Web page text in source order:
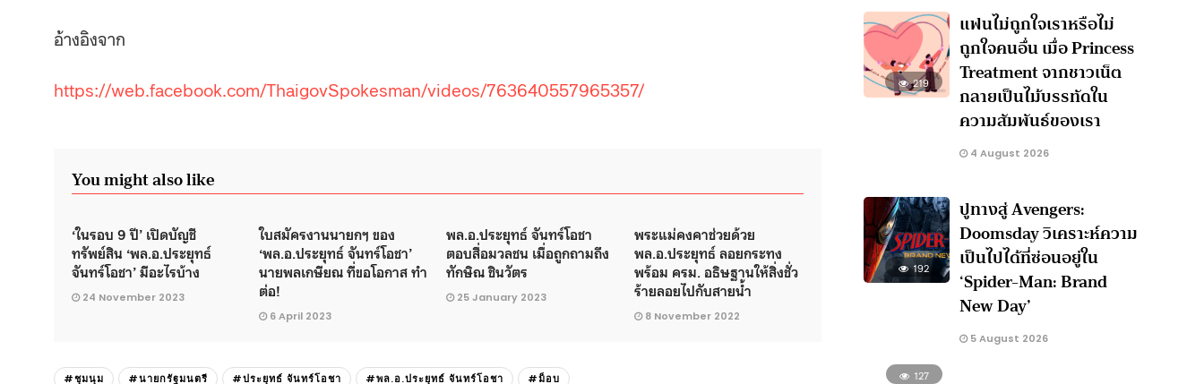
อ้างอิงจาก
https://web.facebook.com/ThaigovSpokesman/videos/763640557965357/
You might also like
‘ในรอบ 9 ปี’ เปิดบัญชี
ทรัพย์สิน ‘พล.อ.ประยุทธ์
จันทร์โอชา’ มีอะไรบ้าง
24 November 2023
ใบสมัครงานนายกฯ ของ
‘พล.อ.ประยุทธ์ จันทร์โอชา’
นายพลเกษียณ ที่ขอโอกาส ทำ
ต่อ!
6 April 2023
พล.อ.ประยุทธ์ จันทร์โอชา
ตอบสื่อมวลชน เมื่อถูกถามถึง
ทักษิณ ชินวัตร
25 January 2023
พระแม่คงคาช่วยด้วย
พล.อ.ประยุทธ์ ลอยกระทง
พร้อม ครม. อธิษฐานให้สิ่งชั่ว
ร้ายลอยไปกับสายน้ำ
8 November 2022
#ชุมนุม #นายกรัฐมนตรี #ประยุทธ์ จันทร์โอชา #พล.อ.ประยุทธ์ จันทร์โอชา #ม็อบ
219
แฟนไม่ถูกใจเราหรือไม่
ถูกใจคนอื่น เมื่อ Princess
Treatment จากชาวเน็ต
กลายเป็นไม้บรรทัดใน
ความสัมพันธ์ของเรา
4 August 2026
192
ปูทางสู่ Avengers:
Doomsday วิเคราะห์ความ
เป็นไปได้ที่ซ่อนอยู่ใน
‘Spider-Man: Brand
New Day’
5 August 2026
127